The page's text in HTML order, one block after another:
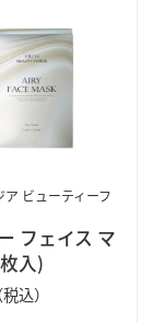
ア ビューティーフ
フェイス マ
入)
込）